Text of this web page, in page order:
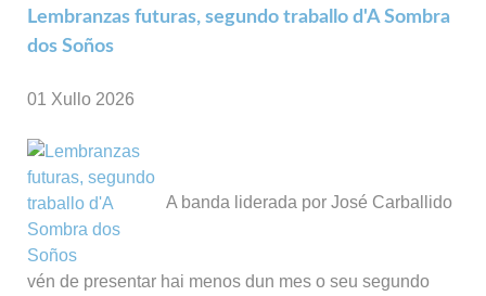
Lembranzas futuras, segundo traballo d'A Sombra
dos Soños
01 Xullo 2026
A banda liderada por José Carballido
vén de presentar hai menos dun mes o seu segundo